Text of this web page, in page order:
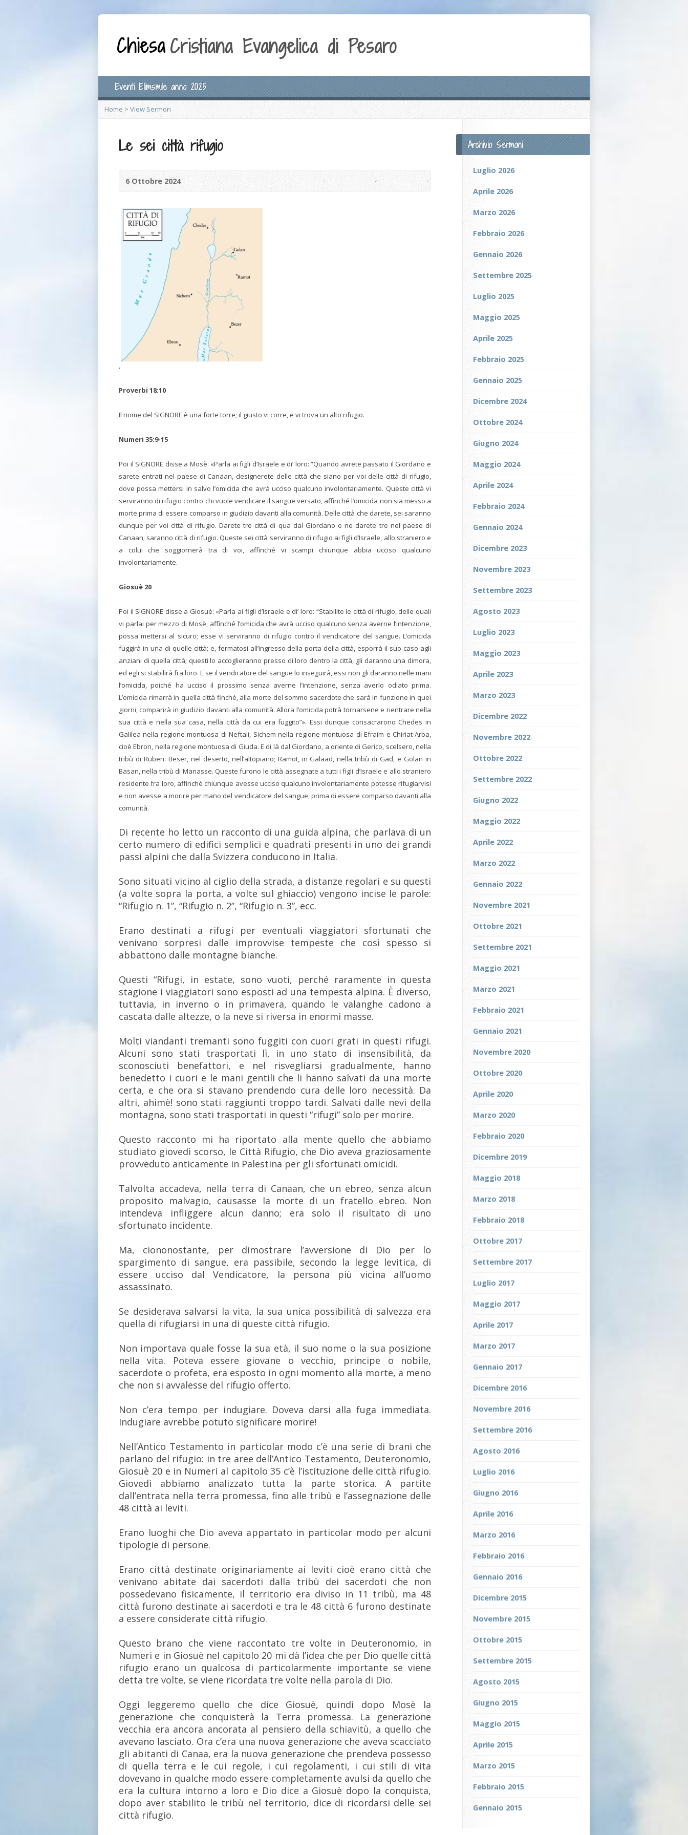
Eventi Elimsmile anno 2025
Home > View Sermon
Le sei città rifugio
6 Ottobre 2024
.
Proverbi 18:10
Il nome del SIGNORE è una forte torre; il giusto vi corre, e vi trova un alto rifugio.
Numeri 35:9-15
Poi il SIGNORE disse a Mosè: «Parla ai figli d’Israele e di’ loro: “Quando avrete passato il Giordano e
sarete entrati nel paese di Canaan, designerete delle città che siano per voi delle città di rifugio,
dove possa mettersi in salvo l’omicida che avrà ucciso qualcuno involontariamente. Queste città vi
serviranno di rifugio contro chi vuole vendicare il sangue versato, affinché l’omicida non sia messo a
morte prima di essere comparso in giudizio davanti alla comunità. Delle città che darete, sei saranno
dunque per voi città di rifugio. Darete tre città di qua dal Giordano e ne darete tre nel paese di
Canaan; saranno città di rifugio. Queste sei città serviranno di rifugio ai figli d’Israele, allo straniero e
a colui che soggiornerà tra di voi, affinché vi scampi chiunque abbia ucciso qualcuno
involontariamente.
Giosuè 20
Poi il SIGNORE disse a Giosuè: «Parla ai figli d’Israele e di’ loro: “Stabilite le città di rifugio, delle quali
vi parlai per mezzo di Mosè, affinché l’omicida che avrà ucciso qualcuno senza averne l’intenzione,
possa mettersi al sicuro; esse vi serviranno di rifugio contro il vendicatore del sangue. L’omicida
fuggirà in una di quelle città; e, fermatosi all’ingresso della porta della città, esporrà il suo caso agli
anziani di quella città; questi lo accoglieranno presso di loro dentro la città, gli daranno una dimora,
ed egli si stabilirà fra loro. E se il vendicatore del sangue lo inseguirà, essi non gli daranno nelle mani
l’omicida, poiché ha ucciso il prossimo senza averne l’intenzione, senza averlo odiato prima.
L’omicida rimarrà in quella città finché, alla morte del sommo sacerdote che sarà in funzione in quei
giorni, comparirà in giudizio davanti alla comunità. Allora l’omicida potrà tornarsene e rientrare nella
sua città e nella sua casa, nella città da cui era fuggito”». Essi dunque consacrarono Chedes in
Galilea nella regione montuosa di Neftali, Sichem nella regione montuosa di Efraim e Chiriat-Arba,
cioè Ebron, nella regione montuosa di Giuda. E di là dal Giordano, a oriente di Gerico, scelsero, nella
tribù di Ruben: Beser, nel deserto, nell’altopiano; Ramot, in Galaad, nella tribù di Gad, e Golan in
Basan, nella tribù di Manasse. Queste furono le città assegnate a tutti i figli d’Israele e allo straniero
residente fra loro, affinché chiunque avesse ucciso qualcuno involontariamente potesse rifugiarvisi
e non avesse a morire per mano del vendicatore del sangue, prima di essere comparso davanti alla
comunità.
Di recente ho letto un racconto di una guida alpina, che parlava di un
certo numero di edifici semplici e quadrati presenti in uno dei grandi
passi alpini che dalla Svizzera conducono in Italia.
Sono situati vicino al ciglio della strada, a distanze regolari e su questi
(a volte sopra la porta, a volte sul ghiaccio) vengono incise le parole:
“Rifugio n. 1”, “Rifugio n. 2”, “Rifugio n. 3”, ecc.
Erano destinati a rifugi per eventuali viaggiatori sfortunati che
venivano sorpresi dalle improvvise tempeste che così spesso si
abbattono dalle montagne bianche.
Questi “Rifugi, in estate, sono vuoti, perché raramente in questa
stagione i viaggiatori sono esposti ad una tempesta alpina. È diverso,
tuttavia, in inverno o in primavera, quando le valanghe cadono a
cascata dalle altezze, o la neve si riversa in enormi masse.
Molti viandanti tremanti sono fuggiti con cuori grati in questi rifugi.
Alcuni sono stati trasportati lì, in uno stato di insensibilità, da
sconosciuti benefattori, e nel risvegliarsi gradualmente, hanno
benedetto i cuori e le mani gentili che li hanno salvati da una morte
certa, e che ora si stavano prendendo cura delle loro necessità. Da
altri, ahimè! sono stati raggiunti troppo tardi. Salvati dalle nevi della
montagna, sono stati trasportati in questi “rifugi” solo per morire.
Questo racconto mi ha riportato alla mente quello che abbiamo
studiato giovedì scorso, le Città Rifugio, che Dio aveva graziosamente
provveduto anticamente in Palestina per gli sfortunati omicidi.
Talvolta accadeva, nella terra di Canaan, che un ebreo, senza alcun
proposito malvagio, causasse la morte di un fratello ebreo. Non
intendeva infliggere alcun danno; era solo il risultato di uno
sfortunato incidente.
Ma, ciononostante, per dimostrare l’avversione di Dio per lo
spargimento di sangue, era passibile, secondo la legge levitica, di
essere ucciso dal Vendicatore, la persona più vicina all’uomo
assassinato.
Se desiderava salvarsi la vita, la sua unica possibilità di salvezza era
quella di rifugiarsi in una di queste città rifugio.
Non importava quale fosse la sua età, il suo nome o la sua posizione
nella vita. Poteva essere giovane o vecchio, principe o nobile,
sacerdote o profeta, era esposto in ogni momento alla morte, a meno
che non si avvalesse del rifugio offerto.
Non c’era tempo per indugiare. Doveva darsi alla fuga immediata.
Indugiare avrebbe potuto significare morire!
Nell’Antico Testamento in particolar modo c’è una serie di brani che
parlano del rifugio: in tre aree dell’Antico Testamento, Deuteronomio,
Giosuè 20 e in Numeri al capitolo 35 c’è l’istituzione delle città rifugio.
Giovedì abbiamo analizzato tutta la parte storica. A partite
dall’entrata nella terra promessa, fino alle tribù e l’assegnazione delle
48 città ai leviti.
Erano luoghi che Dio aveva appartato in particolar modo per alcuni
tipologie di persone.
Erano città destinate originariamente ai leviti cioè erano città che
venivano abitate dai sacerdoti dalla tribù dei sacerdoti che non
possedevano fisicamente, il territorio era diviso in 11 tribù, ma 48
città furono destinate ai sacerdoti e tra le 48 città 6 furono destinate
a essere considerate città rifugio.
Questo brano che viene raccontato tre volte in Deuteronomio, in
Numeri e in Giosuè nel capitolo 20 mi dà l’idea che per Dio quelle città
rifugio erano un qualcosa di particolarmente importante se viene
detta tre volte, se viene ricordata tre volte nella parola di Dio.
Oggi leggeremo quello che dice Giosuè, quindi dopo Mosè la
generazione che conquisterà la Terra promessa. La generazione
vecchia era ancora ancorata al pensiero della schiavitù, a quello che
avevano lasciato. Ora c’era una nuova generazione che aveva scacciato
gli abitanti di Canaa, era la nuova generazione che prendeva possesso
di quella terra e le cui regole, i cui regolamenti, i cui stili di vita
dovevano in qualche modo essere completamente avulsi da quello che
era la cultura intorno a loro e Dio dice a Giosuè dopo la conquista,
dopo aver stabilito le tribù nel territorio, dice di ricordarsi delle sei
città rifugio.
Archivio Sermoni
Luglio 2026
Aprile 2026
Marzo 2026
Febbraio 2026
Gennaio 2026
Settembre 2025
Luglio 2025
Maggio 2025
Aprile 2025
Febbraio 2025
Gennaio 2025
Dicembre 2024
Ottobre 2024
Giugno 2024
Maggio 2024
Aprile 2024
Febbraio 2024
Gennaio 2024
Dicembre 2023
Novembre 2023
Settembre 2023
Agosto 2023
Luglio 2023
Maggio 2023
Aprile 2023
Marzo 2023
Dicembre 2022
Novembre 2022
Ottobre 2022
Settembre 2022
Giugno 2022
Maggio 2022
Aprile 2022
Marzo 2022
Gennaio 2022
Novembre 2021
Ottobre 2021
Settembre 2021
Maggio 2021
Marzo 2021
Febbraio 2021
Gennaio 2021
Novembre 2020
Ottobre 2020
Aprile 2020
Marzo 2020
Febbraio 2020
Dicembre 2019
Maggio 2018
Marzo 2018
Febbraio 2018
Ottobre 2017
Settembre 2017
Luglio 2017
Maggio 2017
Aprile 2017
Marzo 2017
Gennaio 2017
Dicembre 2016
Novembre 2016
Settembre 2016
Agosto 2016
Luglio 2016
Giugno 2016
Aprile 2016
Marzo 2016
Febbraio 2016
Gennaio 2016
Dicembre 2015
Novembre 2015
Ottobre 2015
Settembre 2015
Agosto 2015
Giugno 2015
Maggio 2015
Aprile 2015
Marzo 2015
Febbraio 2015
Gennaio 2015